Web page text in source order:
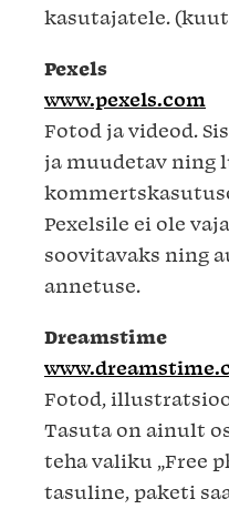
kasutajatele.
Pexels
www.pexels.com
Fotod ja videod.
ja muudetav ning
Pexelsile ei ole
soovitavaks ning
annetuse.
Dreamstime
Fotod,
Tasuta on ainult
teha valiku „Free
tasuline, paketi